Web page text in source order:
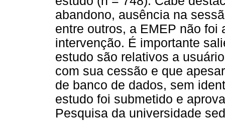
abandono, ausência na
entre outros, a EMEP não
intervenção. É importante
estudo são relativos a
com sua cessão e que
de banco de dados, sem
estudo foi submetido e
Pesquisa da universidade